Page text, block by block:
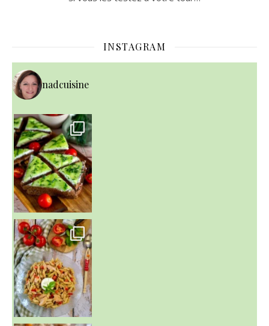
INSTAGRAM
nadcuisine
~ SALADE DE PÂTES AUX DEUX TOMATES THON ET BURRA